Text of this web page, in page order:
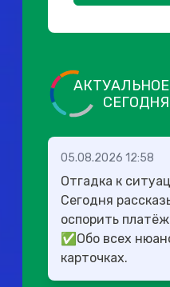
АКТУАЛЬНОЕ
СЕГОДНЯ
05.08.2026 12:58
Отгадка к
Сегодня
оспорить
✅Обо всех
карточках.